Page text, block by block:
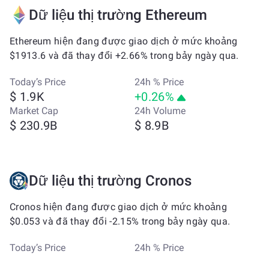
Dữ liệu thị trường Ethereum
Ethereum hiện đang được giao dịch ở mức khoảng
$1913.6 và đã thay đổi +2.66% trong bảy ngày qua.
Today’s Price
$ 1.9K
24h % Price
+0.26%
Market Cap
$ 230.9B
24h Volume
$ 8.9B
Dữ liệu thị trường Cronos
Cronos hiện đang được giao dịch ở mức khoảng
$0.053 và đã thay đổi -2.15% trong bảy ngày qua.
Today’s Price 24h % Price